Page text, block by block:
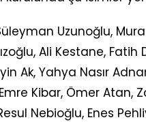
Uzunoğlu,
Ali Kestane, Fatih
Ak, Yahya Nasır
Kibar, Ömer Atan,
Nebioğlu, Enes